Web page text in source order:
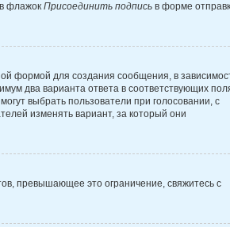
флажок Присоединить подпись в форме
формой для создания сообщения, в
два варианта ответа в соответствующих
выбрать пользователи при голосовании, с
изменять вариант, за который они
превышающее это ограничение, свяжитесь с